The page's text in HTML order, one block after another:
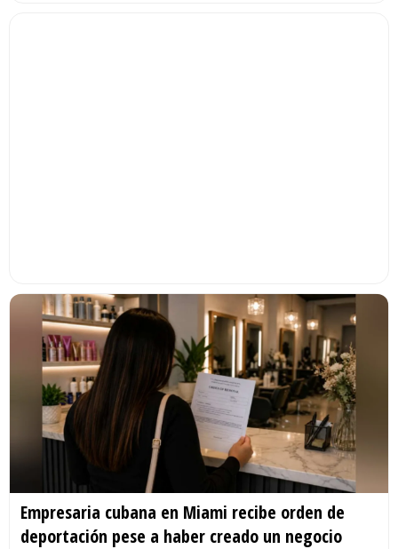
Empresaria cubana en Miami recibe orden de
deportación pese a haber creado un negocio